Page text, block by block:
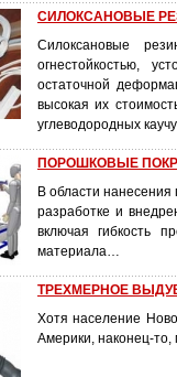
СИЛОКСАНОВЫЕ
Силоксановые
огнестойкостью,
остаточной
высокая их
углеводородных
ПОРОШКОВЫЕ
В области
разработке и
включая гибкость
материала…
ТРЕХМЕРНОЕ
Хотя население
Америки, наконец-то,